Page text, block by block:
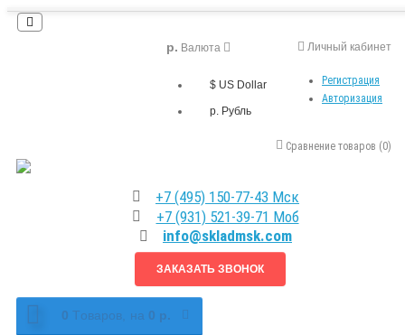
Личный кабинет
Регистрация
Авторизация
р. Валюта
$ US Dollar
р. Рубль
Сравнение товаров (0)
+7 (495) 150-77-43 Мск
+7 (931) 521-39-71 Моб
info@skladmsk.com
ЗАКАЗАТЬ ЗВОНОК
0 Tоваров, на 0 р.